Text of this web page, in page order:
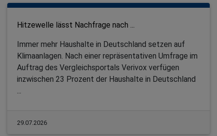
Hitzewelle lässt Nachfrage nach ...
Immer mehr Haushalte in Deutschland setzen auf
Klimaanlagen. Nach einer repräsentativen Umfrage im
Auftrag des Vergleichsportals Verivox verfügen
inzwischen 23 Prozent der Haushalte in Deutschland
29.07.2026